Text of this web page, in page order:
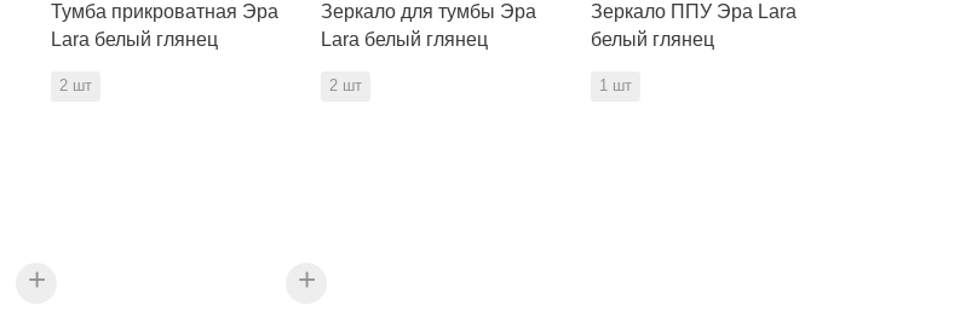
Тумба прикроватная Эра
Lara белый глянец
2 шт
Зеркало для тумбы Эра
Lara белый глянец
2 шт
Зеркало ППУ Эра Lara
белый глянец
1 шт
+ +